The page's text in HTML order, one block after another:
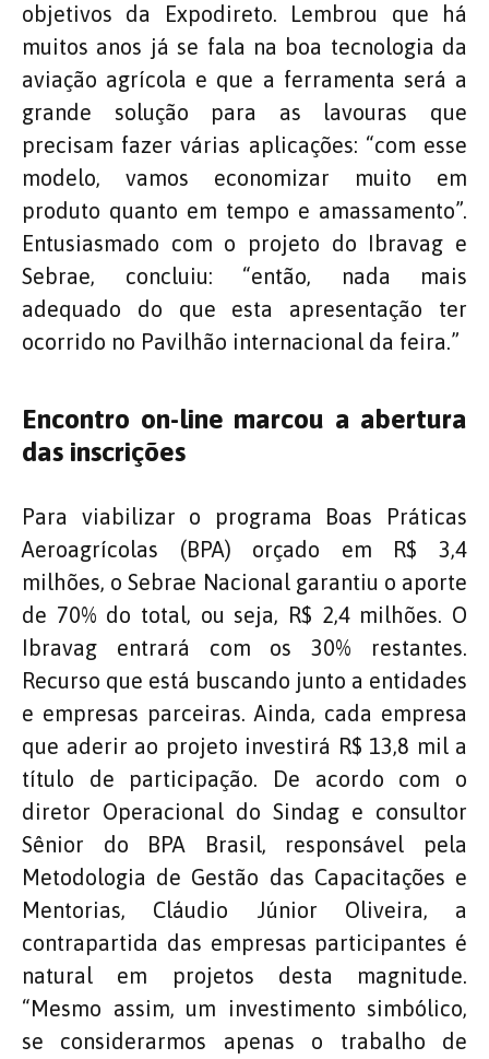
objetivos da Expodireto. Lembrou que há
muitos anos já se fala na boa tecnologia da
aviação agrícola e que a ferramenta será a
grande solução para as lavouras que
precisam fazer várias aplicações: “com esse
modelo, vamos economizar muito em
produto quanto em tempo e amassamento”.
Entusiasmado com o projeto do Ibravag e
Sebrae, concluiu: “então, nada mais
adequado do que esta apresentação ter
ocorrido no Pavilhão internacional da feira.”
Encontro on-line marcou a abertura
das inscrições
Para viabilizar o programa Boas Práticas
Aeroagrícolas (BPA) orçado em R$ 3,4
milhões, o Sebrae Nacional garantiu o aporte
de 70% do total, ou seja, R$ 2,4 milhões. O
Ibravag entrará com os 30% restantes.
Recurso que está buscando junto a entidades
e empresas parceiras. Ainda, cada empresa
que aderir ao projeto investirá R$ 13,8 mil a
título de participação. De acordo com o
diretor Operacional do Sindag e consultor
Sênior do BPA Brasil, responsável pela
Metodologia de Gestão das Capacitações e
Mentorias, Cláudio Júnior Oliveira, a
contrapartida das empresas participantes é
natural em projetos desta magnitude.
“Mesmo assim, um investimento simbólico,
se considerarmos apenas o trabalho de